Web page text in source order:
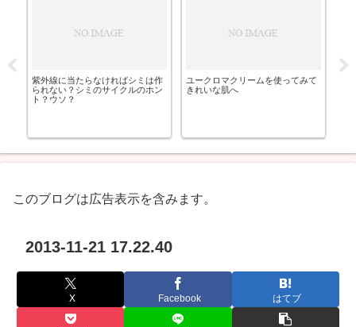
紫外線に当たらなければシミは作
られない？シミのサイクルのホン
ト？ウソ？
ユークロマクリームを使ってみて
きれいな肌へ
このブログは広告表示を含みます。
2013-11-21 17.22.40
X Facebook はてブ